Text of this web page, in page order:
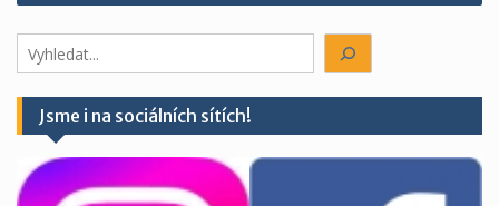
Hledáte
něco?
Jsme i na sociálních sítích!